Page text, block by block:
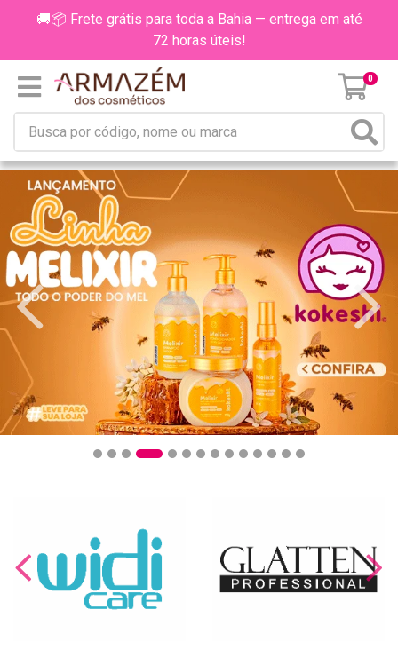
🚚📦 Frete grátis para toda a Bahia — entrega em até
72 horas úteis!
0